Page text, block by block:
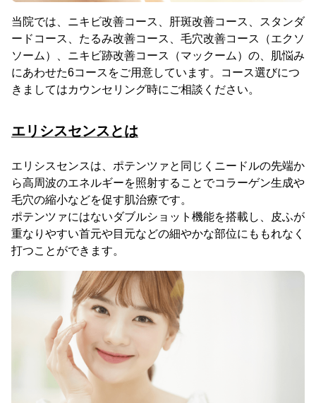
当院では、ニキビ改善コース、肝斑改善コース、スタンダ
ードコース、たるみ改善コース、毛穴改善コース（エクソ
ソーム）、ニキビ跡改善コース（マックーム）の、肌悩み
にあわせた6コースをご用意しています。コース選びにつ
きましてはカウンセリング時にご相談ください。
エリシスセンスとは
エリシスセンスは、ポテンツァと同じくニードルの先端か
ら高周波のエネルギーを照射することでコラーゲン生成や
毛穴の縮小などを促す肌治療です。
ポテンツァにはないダブルショット機能を搭載し、皮ふが
重なりやすい首元や目元などの細やかな部位にももれなく
打つことができます。